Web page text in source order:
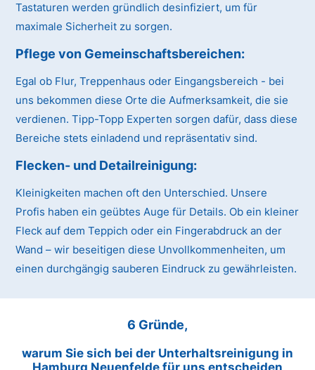
Tastaturen werden gründlich desinfiziert, um für
maximale Sicherheit zu sorgen.
Pflege von Gemeinschaftsbereichen:
Egal ob Flur, Treppenhaus oder Eingangsbereich - bei
uns bekommen diese Orte die Aufmerksamkeit, die sie
verdienen. Tipp-Topp Experten sorgen dafür, dass diese
Bereiche stets einladend und repräsentativ sind.
Flecken- und Detailreinigung:
Kleinigkeiten machen oft den Unterschied. Unsere
Profis haben ein geübtes Auge für Details. Ob ein kleiner
Fleck auf dem Teppich oder ein Fingerabdruck an der
Wand – wir beseitigen diese Unvollkommenheiten, um
einen durchgängig sauberen Eindruck zu gewährleisten.
6 Gründe,
warum Sie sich bei der Unterhaltsreinigung in
Hamburg Neuenfelde für uns entscheiden